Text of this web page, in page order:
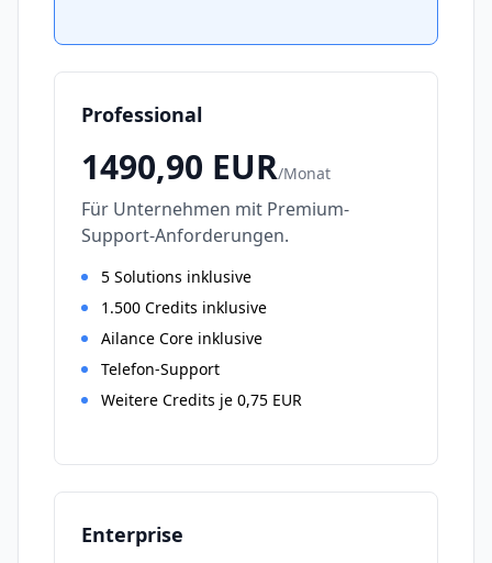
Professional
1490,90 EUR/Monat
Für Unternehmen mit Premium-
Support-Anforderungen.
5 Solutions inklusive
1.500 Credits inklusive
Ailance Core inklusive
Telefon-Support
Weitere Credits je 0,75 EUR
Enterprise